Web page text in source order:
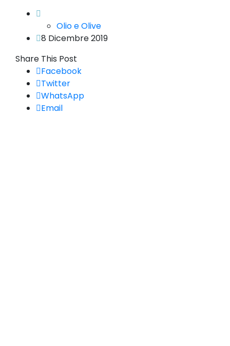
Olio e Olive
8 Dicembre 2019
Share This Post
Facebook
Twitter
WhatsApp
Email